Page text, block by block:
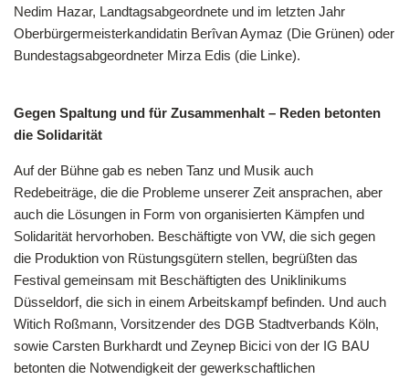
Nedim Hazar, Landtagsabgeordnete und im letzten Jahr
Oberbürgermeisterkandidatin Berîvan Aymaz (Die Grünen) oder
Bundestagsabgeordneter Mirza Edis (die Linke).
Gegen Spaltung und für Zusammenhalt – Reden betonten
die Solidarität
Auf der Bühne gab es neben Tanz und Musik auch
Redebeiträge, die die Probleme unserer Zeit ansprachen, aber
auch die Lösungen in Form von organisierten Kämpfen und
Solidarität hervorhoben. Beschäftigte von VW, die sich gegen
die Produktion von Rüstungsgütern stellen, begrüßten das
Festival gemeinsam mit Beschäftigten des Uniklinikums
Düsseldorf, die sich in einem Arbeitskampf befinden. Und auch
Witich Roßmann, Vorsitzender des DGB Stadtverbands Köln,
sowie Carsten Burkhardt und Zeynep Bicici von der IG BAU
betonten die Notwendigkeit der gewerkschaftlichen